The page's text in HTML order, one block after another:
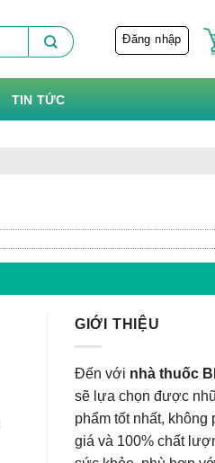
Đăng nhập
TIN TỨC
GIỚI THIỆU
Đến với nhà thuốc
sẽ lựa chọn được
phẩm tốt nhất, không
giá và 100% chất